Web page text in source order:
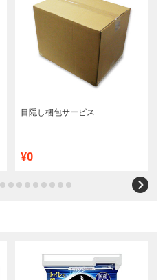
目隠し梱包サービス
¥0